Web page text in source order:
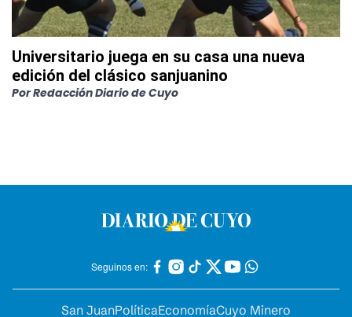
Universitario juega en su casa una nueva
edición del clásico sanjuanino
PorRedacción Diario de Cuyo
Seguinos en:
San JuanPolíticaEconomíaCuyo Minero